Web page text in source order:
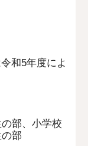
和5年度によ
部、小学校
部